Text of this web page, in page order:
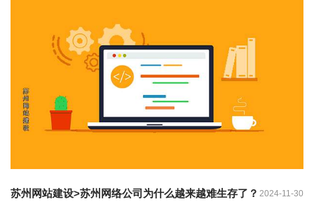
苏州网站建设>苏州网络公司为什么越来越难生存了？ 2024-11-30